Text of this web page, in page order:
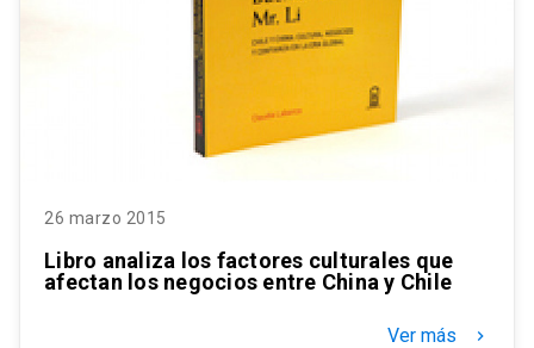
26 marzo 2015
Libro analiza los factores culturales que
afectan los negocios entre China y Chile
Ver más keyboard_arrow_right